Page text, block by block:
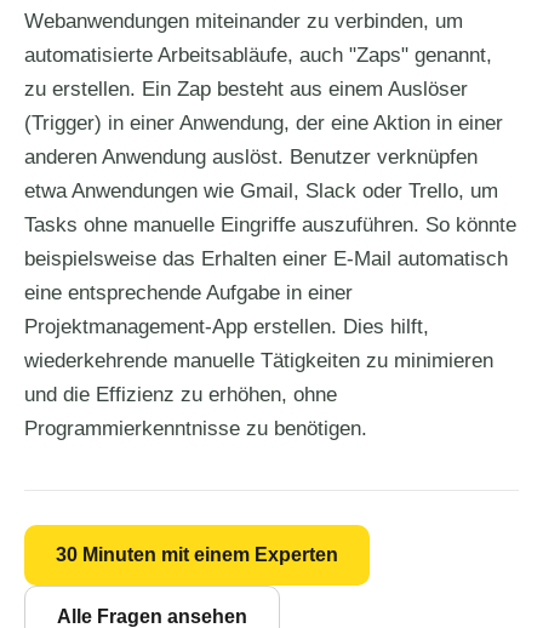
Webanwendungen miteinander zu verbinden, um
automatisierte Arbeitsabläufe, auch "Zaps" genannt,
zu erstellen. Ein Zap besteht aus einem Auslöser
(Trigger) in einer Anwendung, der eine Aktion in einer
anderen Anwendung auslöst. Benutzer verknüpfen
etwa Anwendungen wie Gmail, Slack oder Trello, um
Tasks ohne manuelle Eingriffe auszuführen. So könnte
beispielsweise das Erhalten einer E-Mail automatisch
eine entsprechende Aufgabe in einer
Projektmanagement-App erstellen. Dies hilft,
wiederkehrende manuelle Tätigkeiten zu minimieren
und die Effizienz zu erhöhen, ohne
Programmierkenntnisse zu benötigen.
30 Minuten mit einem Experten
Alle Fragen ansehen